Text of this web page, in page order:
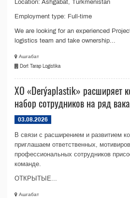
Location: Ashgabat, Turkmenistan
Employment type: Full-time
We are looking for an experienced
logistics team and take ownership...
Ашгабат
Dort Tarap Logistika
ХО «Derýaplastik» расширяет
набор сотрудников на ряд
03.08.2026
В связи с расширением и развитием
приглашаем ответственных,
профессиональных сотрудников
команде.
ОТКРЫТЫЕ...
Ашгабат